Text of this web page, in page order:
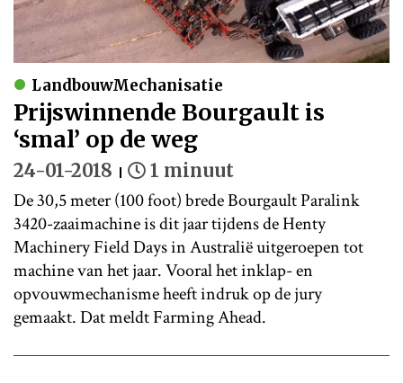
LandbouwMechanisatie
Prijswinnende Bourgault is
‘smal’ op de weg
24-01-2018 1 minuut
De 30,5 meter (100 foot) brede Bourgault Paralink
3420-zaaimachine is dit jaar tijdens de Henty
Machinery Field Days in Australië uitgeroepen tot
machine van het jaar. Vooral het inklap- en
opvouwmechanisme heeft indruk op de jury
gemaakt. Dat meldt Farming Ahead.